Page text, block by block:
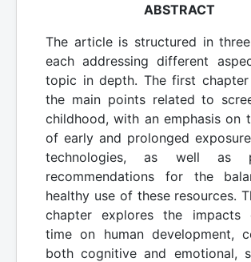
ABSTRACT
The article is structured in
each addressing different
topic in depth. The first chapter
the main points related to
childhood, with an emphasis on
of early and prolonged
technologies, as well as
recommendations for the
healthy use of these resources.
chapter explores the impacts
time on human development,
both cognitive and emotional,